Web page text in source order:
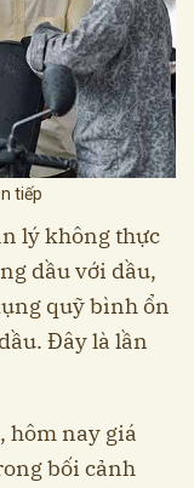
tiếp
lý không thực
dầu với dầu,
quỹ bình ổn
Đây là lần
hôm nay giá
bối cảnh